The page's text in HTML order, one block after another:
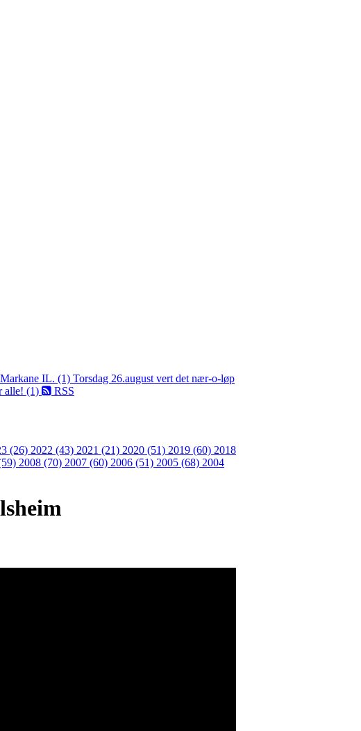
IL. (1) Torsdag 26.august vert det nær-o-løp
alle! (1)
RSS
(26) 2022 (43) 2021 (21) 2020 (51) 2019 (60) 2018
2008 (70) 2007 (60) 2006 (51) 2005 (68) 2004